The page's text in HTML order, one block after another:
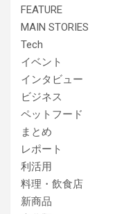
FEATURE
MAIN STORIES
Tech
イベント
インタビュー
ビジネス
ペットフード
まとめ
レポート
利活用
料理・飲食店
新商品